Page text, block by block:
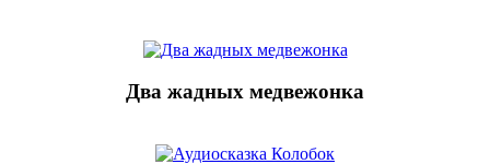
Два жадных медвежонка